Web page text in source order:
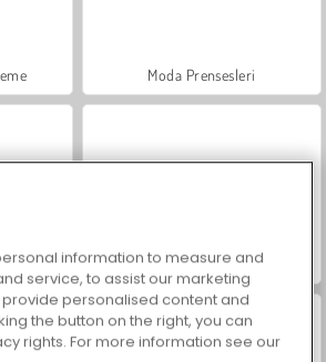
Moda Prensesleri
Scala 40
information to measure and
service, to assist our marketing
personalised content and
the button on the right, you can
rights. For more information see our